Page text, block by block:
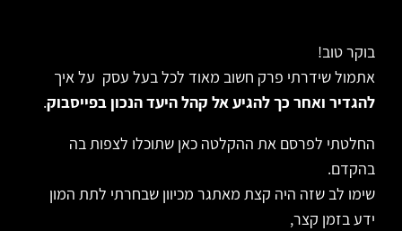
בוקר טוב!
אתמול שידרתי פרק חשוב מאוד לכל בעל עסק על איך
להגדיר ואחר כך להגיע אל קהל היעד הנכון בפייסבוק.
החלטתי לפרסם את ההקלטה כאן שתוכלו לצפות בה
בהקדם.
שימו לב שזה היה קצת מאתגר מכיוון שבחרתי לתת המון
ידע בזמן קצר,